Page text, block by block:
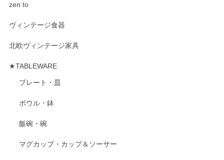
zen to
ヴィンテージ食器
北欧ヴィンテージ家具
★TABLEWARE
プレート・皿
ボウル・鉢
飯碗・碗
マグカップ・カップ＆ソーサー